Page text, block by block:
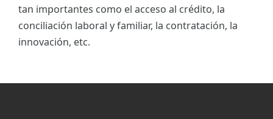
tan importantes como el acceso al crédito, la
conciliación laboral y familiar, la contratación, la
innovación, etc.